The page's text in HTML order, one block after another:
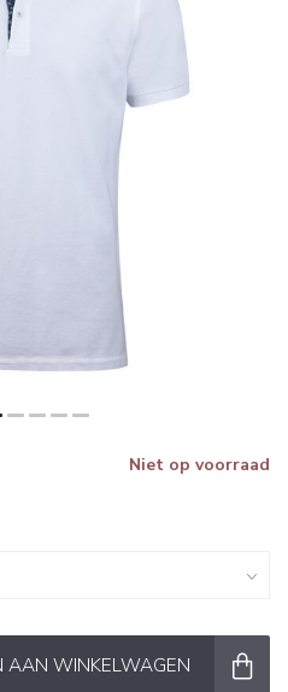
Niet op voorraad
AAN WINKELWAGEN